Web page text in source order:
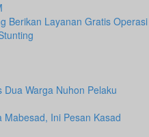
Berikan Layanan Gratis Operasi
Warga Nuhon Pelaku
Mabesad, Ini Pesan Kasad